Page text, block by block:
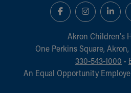
Akron Children‘s
One Perkins Square,
330-543-1000 •
An Equal Opportunity